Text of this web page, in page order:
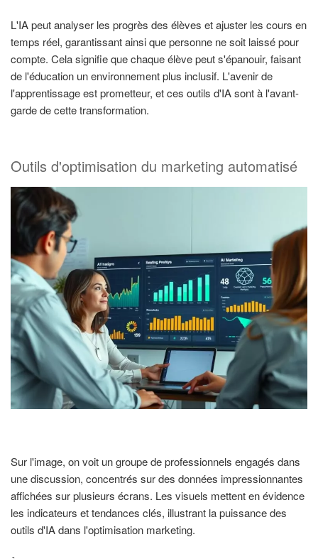
L'IA peut analyser les progrès des élèves et ajuster les cours en
temps réel, garantissant ainsi que personne ne soit laissé pour
compte. Cela signifie que chaque élève peut s'épanouir, faisant
de l'éducation un environnement plus inclusif. L'avenir de
l'apprentissage est prometteur, et ces outils d'IA sont à l'avant-
garde de cette transformation.
Outils d'optimisation du marketing automatisé
Sur l'image, on voit un groupe de professionnels engagés dans
une discussion, concentrés sur des données impressionnantes
affichées sur plusieurs écrans. Les visuels mettent en évidence
les indicateurs et tendances clés, illustrant la puissance des
outils d'IA dans l'optimisation marketing.